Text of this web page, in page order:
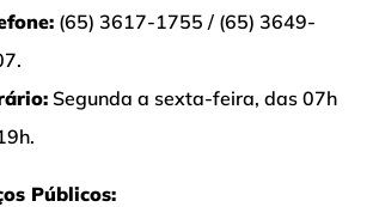
(65) 3617-1755 / (65) 3649-
Segunda a sexta-feira, das 07h
Públicos: